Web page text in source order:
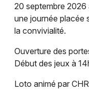
67 - Bas-Rhin
Choisir mes
20 septembre
une journée placée
la convivialité.
Ouverture des
Début des jeux à
Loto animé par